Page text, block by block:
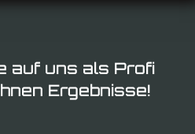
auf uns als Profi
Ergebnisse!